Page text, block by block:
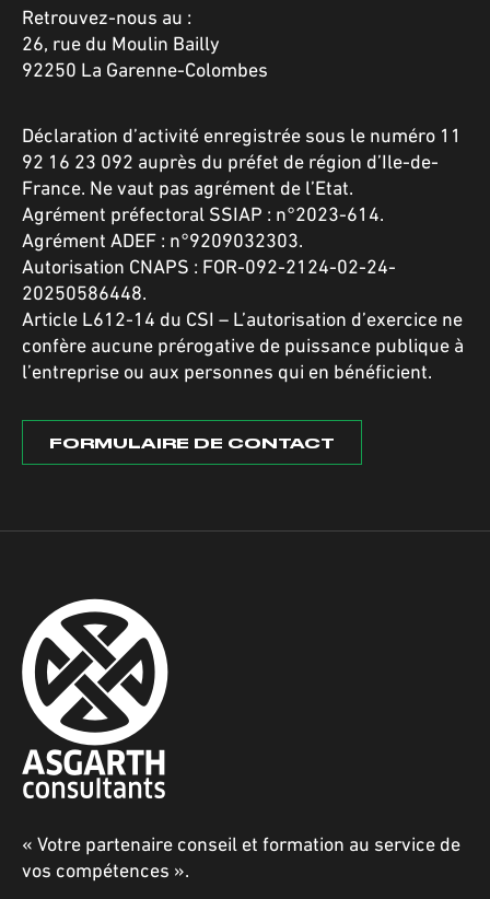
Retrouvez-nous au :
26, rue du Moulin Bailly
92250 La Garenne-Colombes
Déclaration d’activité enregistrée sous le numéro 11
92 16 23 092 auprès du préfet de région d’Ile-de-
France. Ne vaut pas agrément de l’Etat.
Agrément préfectoral SSIAP : n°2023-614.
Agrément ADEF : n°9209032303.
Autorisation CNAPS : FOR-092-2124-02-24-
20250586448.
Article L612-14 du CSI – L’autorisation d’exercice ne
confère aucune prérogative de puissance publique à
l’entreprise ou aux personnes qui en bénéficient.
FORMULAIRE DE CONTACT
« Votre partenaire conseil et formation au service de
vos compétences ».